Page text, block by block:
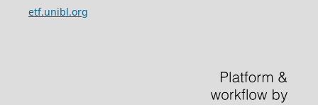
etf.unibl.org